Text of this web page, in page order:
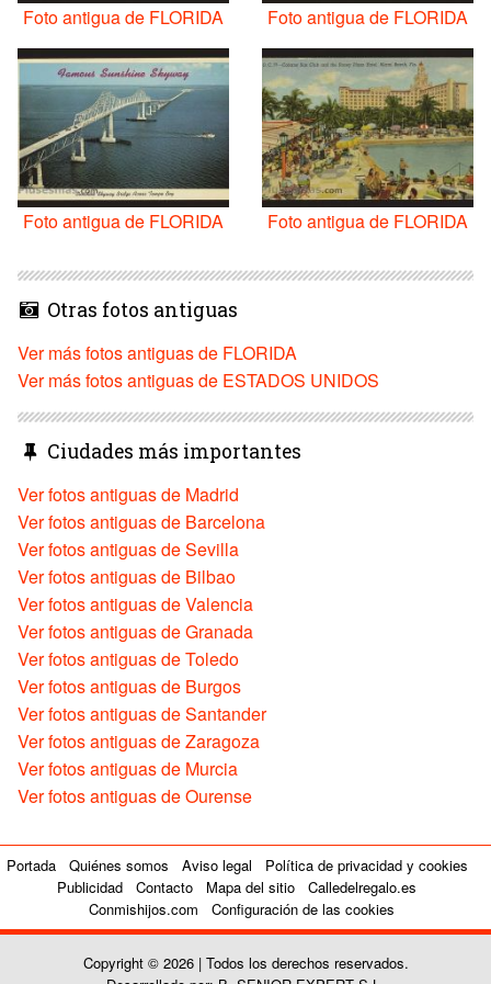
Foto antigua de FLORIDA Foto antigua de FLORIDA
Foto antigua de FLORIDA Foto antigua de FLORIDA
Otras fotos antiguas
Ver más fotos antiguas de FLORIDA
Ver más fotos antiguas de ESTADOS UNIDOS
Ciudades más importantes
Ver fotos antiguas de Madrid
Ver fotos antiguas de Barcelona
Ver fotos antiguas de Sevilla
Ver fotos antiguas de Bilbao
Ver fotos antiguas de Valencia
Ver fotos antiguas de Granada
Ver fotos antiguas de Toledo
Ver fotos antiguas de Burgos
Ver fotos antiguas de Santander
Ver fotos antiguas de Zaragoza
Ver fotos antiguas de Murcia
Ver fotos antiguas de Ourense
Portada Quiénes somos Aviso legal
Política de privacidad y cookies
Publicidad
Contacto Mapa del sitio
Calledelregalo.es
Conmishijos.com
Configuración de las cookies
Copyright © 2026 | Todos los derechos reservados.